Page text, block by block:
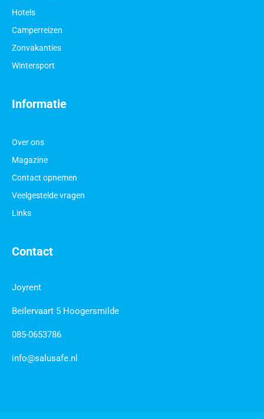
Contact
Joyrent
Beilervaart 5 Hoogersmilde
085-0653786
info@salusafe.nl
Informatie
Over ons
Magazine
Contact opnemen
Veelgestelde vragen
Links
Hotels
Camperreizen
Zonvakanties
Wintersport